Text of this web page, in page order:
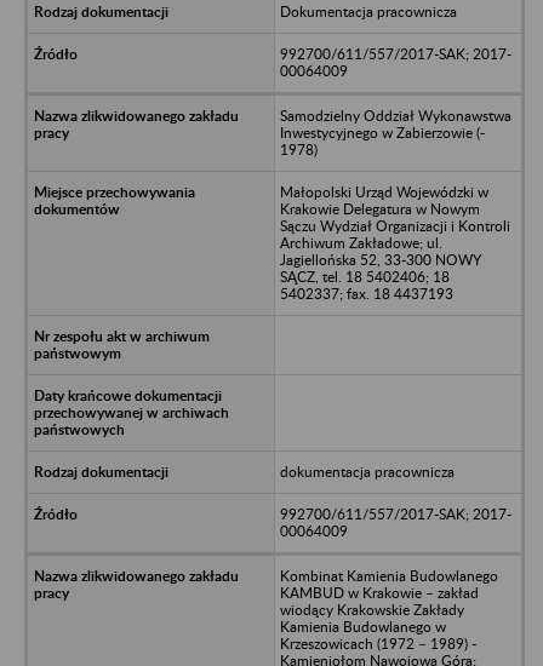
Dokumentacja pracownicza
992700/611/557/2017-SAK; 2017-
00064009
Samodzielny Oddział Wykonawstwa
Inwestycyjnego w Zabierzowie (-
1978)
Małopolski Urząd Wojewódzki w
Krakowie Delegatura w Nowym
Sączu Wydział Organizacji i Kontroli
Archiwum Zakładowe; ul.
Jagiellońska 52, 33-300 NOWY
SĄCZ, tel. 18 5402406; 18
5402337; fax. 18 4437193
dokumentacja pracownicza
992700/611/557/2017-SAK; 2017-
00064009
Kombinat Kamienia Budowlanego
KAMBUD w Krakowie – zakład
wiodący Krakowskie Zakłady
Kamienia Budowlanego w
Krzeszowicach (1972 – 1989) -
Kamieniołom Nawojowa Góra;